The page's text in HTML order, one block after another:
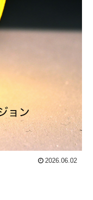
2026.06.02